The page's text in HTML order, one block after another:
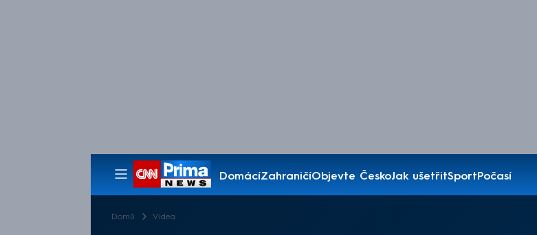
DomácíZahraničíObjevte ČeskoJak ušetřitSportPočasí
Pořady
Domů Videa